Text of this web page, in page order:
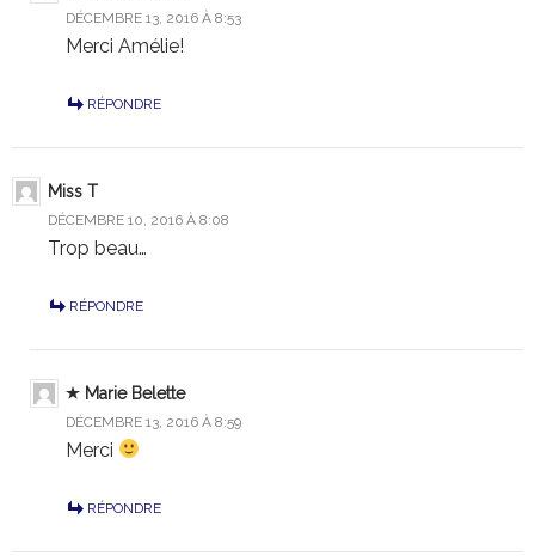
DÉCEMBRE 13, 2016 À 8:53
Merci Amélie!
RÉPONDRE
Miss T
DÉCEMBRE 10, 2016 À 8:08
Trop beau…
RÉPONDRE
Marie Belette
DÉCEMBRE 13, 2016 À 8:59
Merci
RÉPONDRE